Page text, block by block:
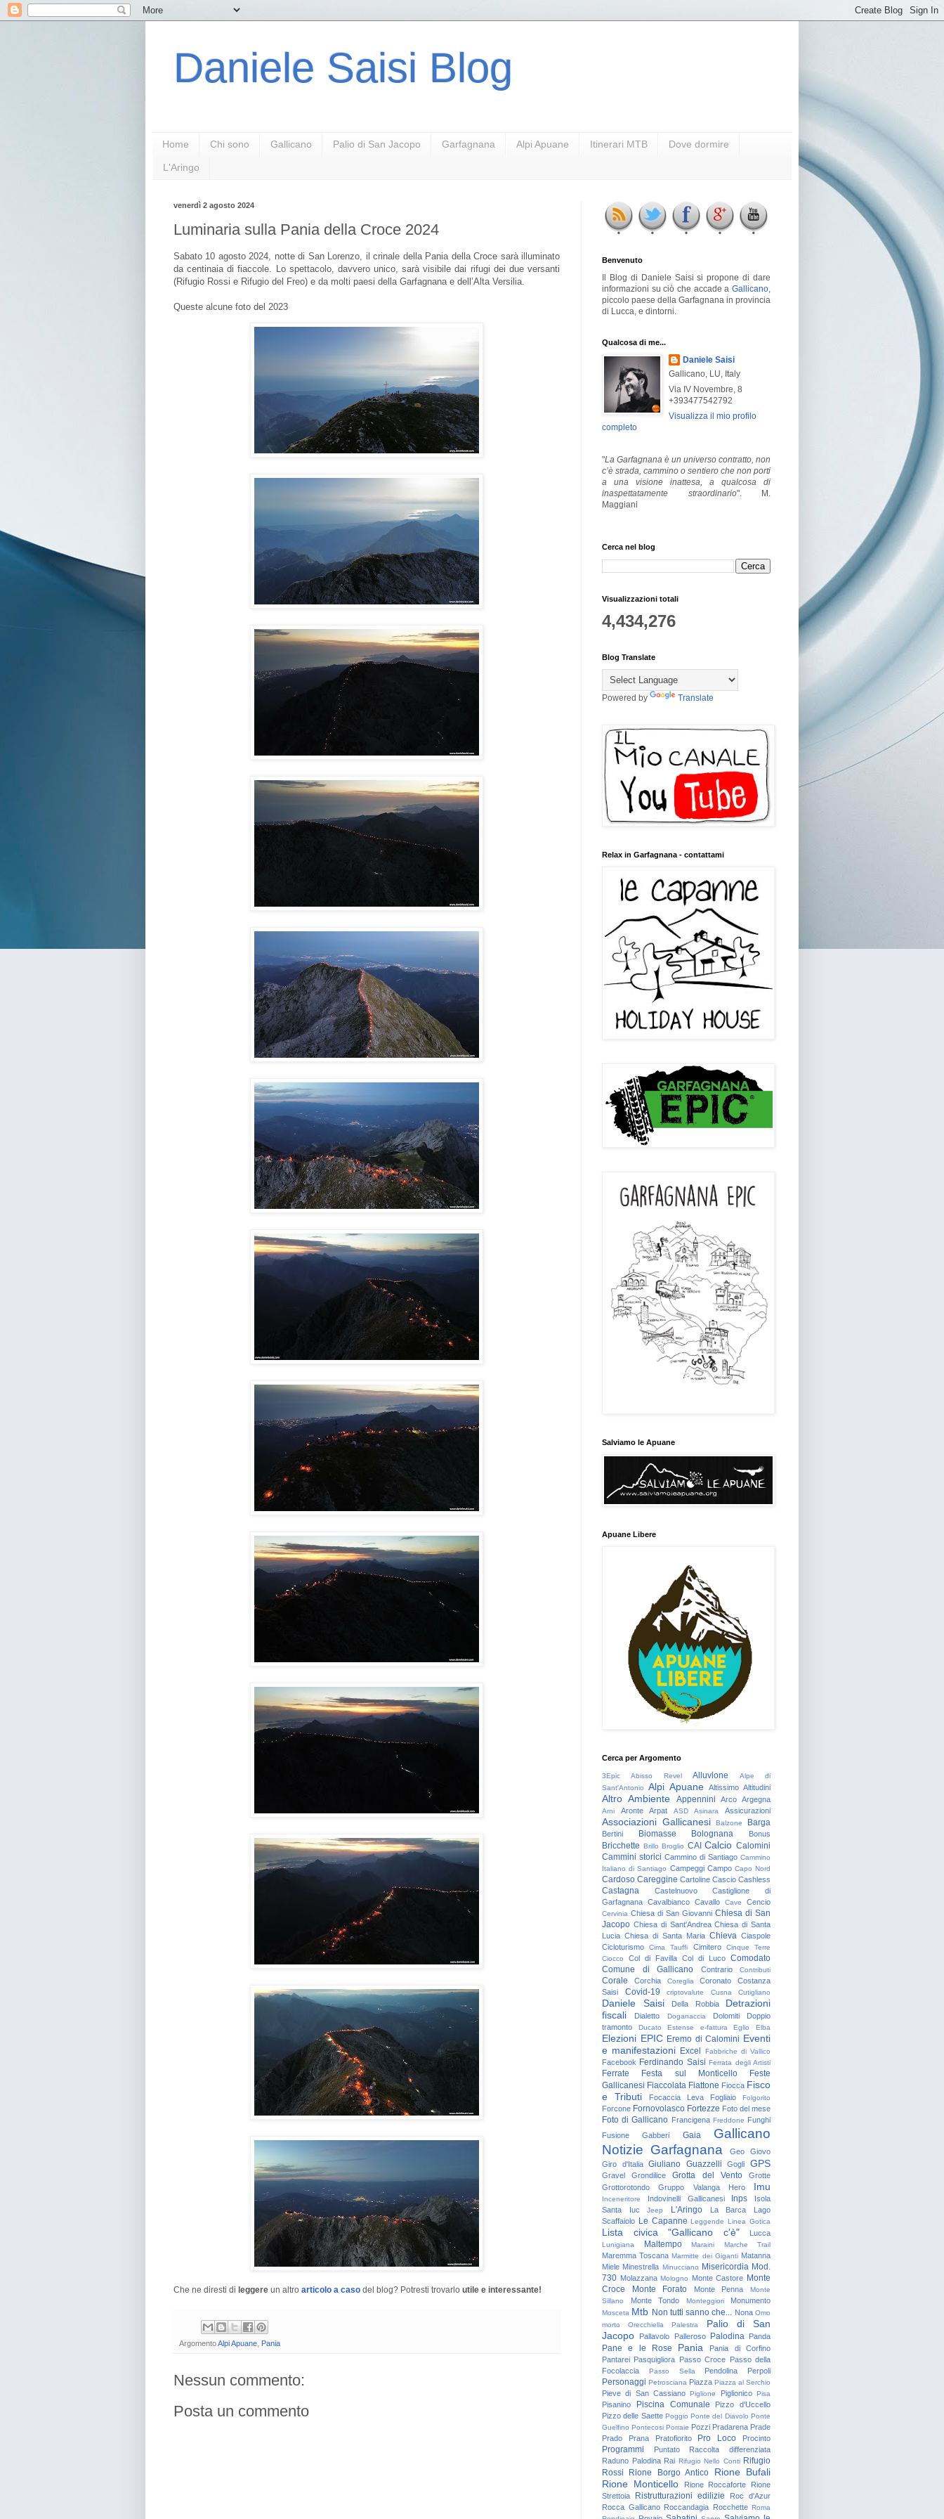
Daniele Saisi Blog
Home Chi sono Gallicano Palio di San Jacopo Garfagnana Alpi Apuane Itinerari MTB Dove dormire
L'Aringo
venerdì 2 agosto 2024
Luminaria sulla Pania della Croce 2024
Sabato 10 agosto 2024, notte di San Lorenzo, il crinale della Pania della Croce sarà illuminato
da centinaia di fiaccole. Lo spettacolo, davvero unico, sarà visibile dai rifugi dei due versanti
(Rifugio Rossi e Rifugio del Freo) e da molti paesi della Garfagnana e dell’Alta Versilia.
Queste alcune foto del 2023
Che ne diresti di leggere un altro articolo a caso del blog? Potresti trovarlo utile e interessante!
ArgomentoAlpi Apuane Pania
Nessun commento:
Posta un commento
Benvenuto
Il Blog di Daniele Saisi si propone di dare
informazioni su ciò che accade a Gallicano
piccolo paese della Garfagnana in provincia
di Lucca, e dintorni.
Qualcosa di me...
Daniele Saisi
Gallicano, LU, Italy
Via IV Novembre, 8
+393477542792
Visualizza il mio profilo
completo
"La Garfagnana è un universo contratto, non
c’è strada, cammino o sentiero che non porti
a una visione inattesa, a qualcosa di
inaspettatamente straordinario". M.
Maggiani
Cerca nel blog
Visualizzazioni totali
4,434,276
Blog Translate
Powered by Translate
Relax in Garfagnana - contattami
Salviamo le Apuane
Apuane Libere
Cerca per Argomento
3Epic Abisso Revel Alluvione
Alpe di
Sant'Antonio
Alpi Apuane Altissimo Altitudini
Altro Ambiente Appennini Arco Argegna
Arni Aronte Arpat ASD Asinara Assicurazioni
Associazioni Gallicanesi Balzone Barga
Bertini Biomasse Bolognana Bonus
Bricchette Brillo Broglio CAI Calcio Calomini
Cammini storici Cammino di Santiago Cammino
Italiano di Santiago Campeggi Campo Capo Nord
Cardoso Careggine Cartoline Cascio Cashless
Castagna Castelnuovo
Castiglione di
Garfagnana Cavalbianco Cavallo Cave Cencio
Cervinia Chiesa di San Giovanni Chiesa di San
Jacopo Chiesa di Sant'Andrea Chiesa di Santa
Lucia Chiesa di Santa Maria Chieva Ciaspole
Cicloturismo
Cima Tauffi Cimitero
Cinque Terre
Ciocco
Col di Favilla Col di Luco Comodato
Comune di Gallicano
Contrario Contributi
Corale Corchia Coreglia Coronato
Costanza
Saisi
Covid-19 criptovalute Cusna Cutigliano
Daniele Saisi Della Robbia
Detrazioni
fiscali
Dialetto Doganaccia Dolomiti
Doppio
tramonto
Ducato Estense e-fattura Eglio Elba
Elezioni EPIC Eremo di Calomini Eventi
e manifestazioni Excel Fabbriche di Vallico
Facebook Ferdinando Saisi Ferrata degli Artisti
Ferrate Festa sul Monticello
Feste
Gallicanesi Fiaccolata Fiattone Fiocca Fisco
e Tributi
Focaccia Leva Fogliaio Folgorito
Forcone Fornovolasco Fortezze Foto del mese
Foto di Gallicano Francigena Freddone Funghi
Fusione
Gabberi Gaia
Gallicano
Notizie Garfagnana Geo
Giovo
Giro d'Italia
Giuliano Guazzelli Gogli GPS
Gravel Grondilice Grotta del Vento
Grotte
Grottorotondo
Gruppo Valanga Hero Imu
Inceneritore Indovinelli Gallicanesi Inps
Isola
Santa
Iuc Jeep L'Aringo La Barca
Lago
Scaffaiolo Le Capanne Leggende Linea Gotica
Lista civica "Gallicano c'è" Lucca
Lunigiana Maltempo Maraini Marche Trail
Maremma Toscana Marmitte dei Giganti Matanna
Miele Minestrella Minucciano Misericordia Mod.
730 Molazzana Mologno Monte Castore Monte
Croce
Monte Forato Monte Penna
Monte
Sillano
Monte Tondo Monteggiori Monumento
Mosceta Mtb Non tutti sanno che... Nona Omo
morto
Orecchiella Palestra
Palio di San
Jacopo
Pallavolo Palleroso Palodina Panda
Pane e le Rose Pania
Pania di Corfino
Pantarei Pasquigliora Passo Croce Passo della
Focolaccia
Passo Sella Pendolina Perpoli
Personaggi Petrosciana Piazza Piazza al Serchio
Pieve di San Cassiano Piglione Piglionico Pisa
Pisanino Piscina Comunale
Pizzo d'Uccello
Pizzo delle Saette Poggio Ponte del Diavolo Ponte
Guelfino Pontecosi Porraie Pozzi Pradarena Prade
Prado
Prana Pratofiorito Pro Loco Procinto
Programmi Puntato
Raccolta differenziata
Raduno Palodina Rai Rifugio Nello Conti Rifugio
Rossi
Rione Borgo Antico
Rione Bufali
Rione Monticello
Rione Roccaforte
Rione
Strettoia
Ristrutturazioni edilizie
Roc d'Azur
Rocca Gallicano Roccandagia Rocchette Roma